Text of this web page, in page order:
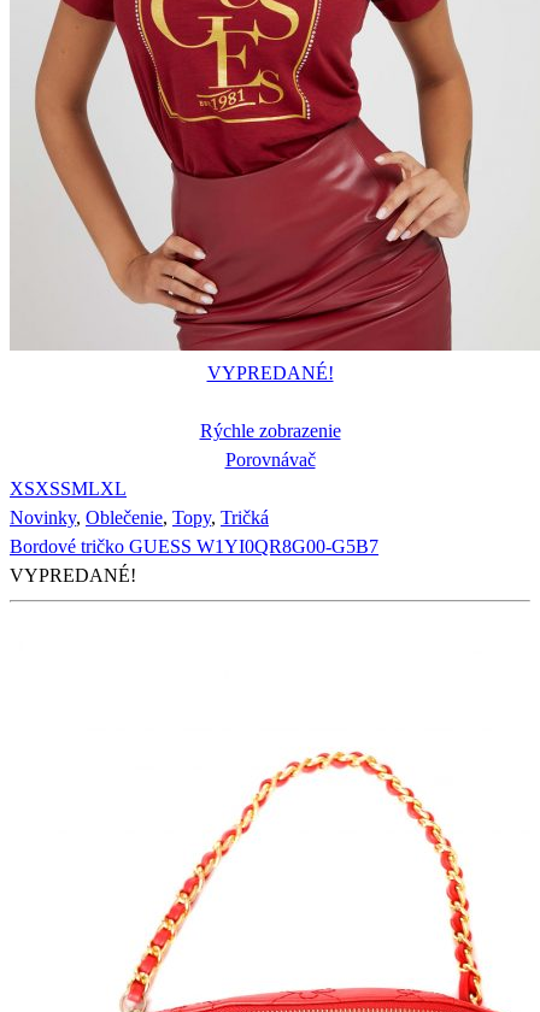
VYPREDANÉ!
Rýchle zobrazenie
Porovnávač
XSXSSMLXL
Novinky, Oblečenie, Topy, Tričká
Bordové tričko GUESS W1YI0QR8G00-G5B7
VYPREDANÉ!